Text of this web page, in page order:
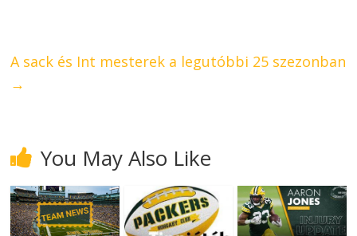
A sack és Int mesterek a legutóbbi 25 szezonban
→
You May Also Like